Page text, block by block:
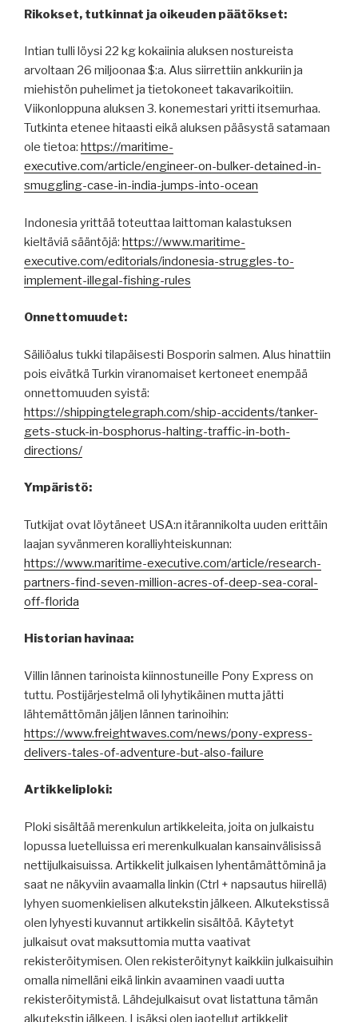
Rikokset, tutkinnat ja oikeuden päätökset:
Intian tulli löysi 22 kg kokaiinia aluksen nostureista
arvoltaan 26 miljoonaa $:a. Alus siirrettiin ankkuriin ja
miehistön puhelimet ja tietokoneet takavarikoitiin.
Viikonloppuna aluksen 3. konemestari yritti itsemurhaa.
Tutkinta etenee hitaasti eikä aluksen pääsystä satamaan
ole tietoa: https://maritime-
executive.com/article/engineer-on-bulker-detained-in-
smuggling-case-in-india-jumps-into-ocean
Indonesia yrittää toteuttaa laittoman kalastuksen
kieltäviä sääntöjä: https://www.maritime-
executive.com/editorials/indonesia-struggles-to-
implement-illegal-fishing-rules
Onnettomuudet:
Säiliöalus tukki tilapäisesti Bosporin salmen. Alus hinattiin
pois eivätkä Turkin viranomaiset kertoneet enempää
onnettomuuden syistä:
https://shippingtelegraph.com/ship-accidents/tanker-
gets-stuck-in-bosphorus-halting-traffic-in-both-
directions/
Ympäristö:
Tutkijat ovat löytäneet USA:n itärannikolta uuden erittäin
laajan syvänmeren koralliyhteiskunnan:
https://www.maritime-executive.com/article/research-
partners-find-seven-million-acres-of-deep-sea-coral-
off-florida
Historian havinaa:
Villin lännen tarinoista kiinnostuneille Pony Express on
tuttu. Postijärjestelmä oli lyhytikäinen mutta jätti
lähtemättömän jäljen lännen tarinoihin:
https://www.freightwaves.com/news/pony-express-
delivers-tales-of-adventure-but-also-failure
Artikkeliploki:
Ploki sisältää merenkulun artikkeleita, joita on julkaistu
lopussa luetelluissa eri merenkulkualan kansainvälisissä
nettijulkaisuissa. Artikkelit julkaisen lyhentämättöminä ja
saat ne näkyviin avaamalla linkin (Ctrl + napsautus hiirellä)
lyhyen suomenkielisen alkutekstin jälkeen. Alkutekstissä
olen lyhyesti kuvannut artikkelin sisältöä. Käytetyt
julkaisut ovat maksuttomia mutta vaativat
rekisteröitymisen. Olen rekisteröitynyt kaikkiin julkaisuihin
omalla nimelläni eikä linkin avaaminen vaadi uutta
rekisteröitymistä. Lähdejulkaisut ovat listattuna tämän
alkutekstin jälkeen. Lisäksi olen jaotellut artikkelit